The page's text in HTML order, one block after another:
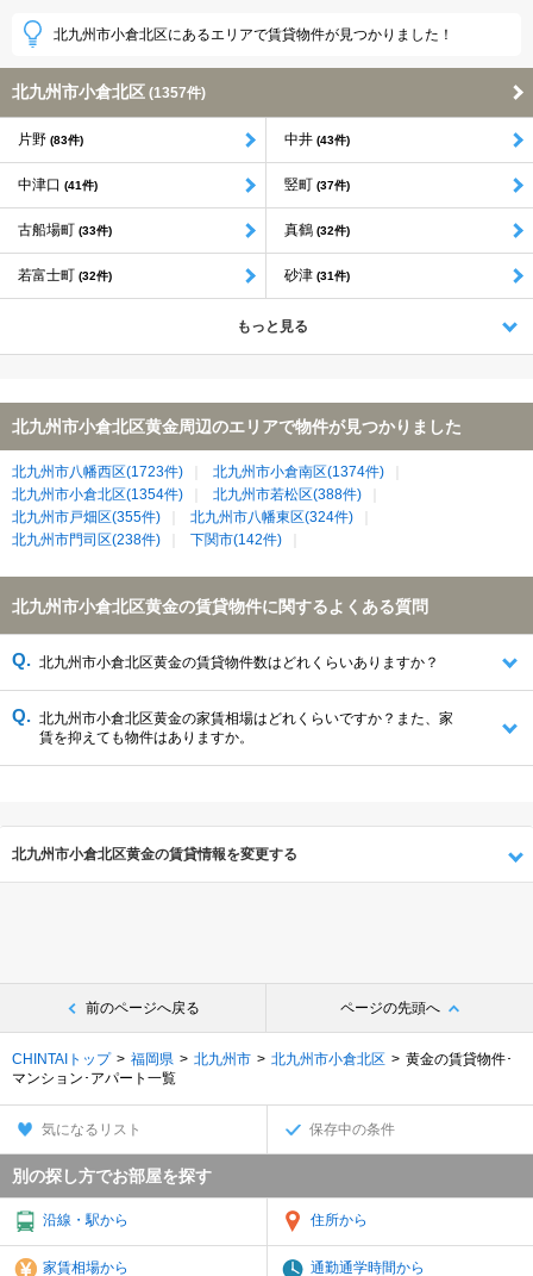
北九州市小倉北区にあるエリアで賃貸物件が見つかりました！
北九州市小倉北区 (1357件)
片野 (83件) 中井 (43件)
中津口 (41件) 竪町 (37件)
古船場町 (33件) 真鶴 (32件)
若富士町 (32件) 砂津 (31件)
もっと見る
北九州市小倉北区黄金周辺のエリアで物件が見つかりました
北九州市八幡西区(1723件)
北九州市小倉南区(1374件)
北九州市小倉北区(1354件)
北九州市若松区(388件)
北九州市戸畑区(355件)
北九州市八幡東区(324件)
北九州市門司区(238件)
下関市(142件)
北九州市小倉北区黄金の賃貸物件に関するよくある質問
北九州市小倉北区黄金の賃貸物件数はどれくらいありますか？
北九州市小倉北区黄金の家賃相場はどれくらいですか？また、家
賃を抑えても物件はありますか。
北九州市小倉北区黄金の賃貸情報を変更する
前のページへ戻る ページの先頭へ
CHINTAIトップ 福岡県 北九州市 北九州市小倉北区
黄金の賃貸物件･
マンション･アパート一覧
気になるリスト 保存中の条件
別の探し方でお部屋を探す
沿線・駅から 住所から
家賃相場から 通勤通学時間から